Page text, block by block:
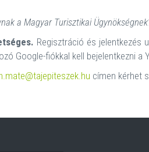
a Magyar Turisztikai
Regisztráció és jelentkezés
Google-fiókkal kell bejelentkezni a
címen kérhet